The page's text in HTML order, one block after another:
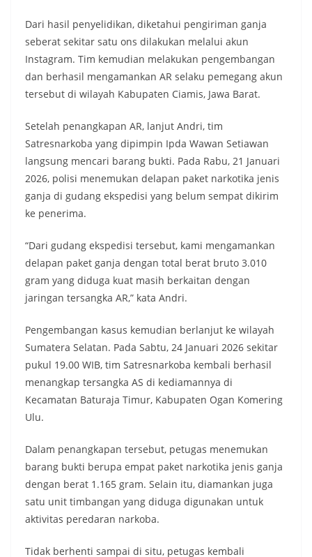
Dari hasil penyelidikan, diketahui pengiriman ganja
seberat sekitar satu ons dilakukan melalui akun
Instagram. Tim kemudian melakukan pengembangan
dan berhasil mengamankan AR selaku pemegang akun
tersebut di wilayah Kabupaten Ciamis, Jawa Barat.
Setelah penangkapan AR, lanjut Andri, tim
Satresnarkoba yang dipimpin Ipda Wawan Setiawan
langsung mencari barang bukti. Pada Rabu, 21 Januari
2026, polisi menemukan delapan paket narkotika jenis
ganja di gudang ekspedisi yang belum sempat dikirim
ke penerima.
“Dari gudang ekspedisi tersebut, kami mengamankan
delapan paket ganja dengan total berat bruto 3.010
gram yang diduga kuat masih berkaitan dengan
jaringan tersangka AR,” kata Andri.
Pengembangan kasus kemudian berlanjut ke wilayah
Sumatera Selatan. Pada Sabtu, 24 Januari 2026 sekitar
pukul 19.00 WIB, tim Satresnarkoba kembali berhasil
menangkap tersangka AS di kediamannya di
Kecamatan Baturaja Timur, Kabupaten Ogan Komering
Ulu.
Dalam penangkapan tersebut, petugas menemukan
barang bukti berupa empat paket narkotika jenis ganja
dengan berat 1.165 gram. Selain itu, diamankan juga
satu unit timbangan yang diduga digunakan untuk
aktivitas peredaran narkoba.
Tidak berhenti sampai di situ, petugas kembali